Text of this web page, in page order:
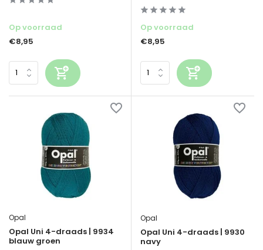
Op voorraad
€8,95
Op voorraad
€8,95
Opal
Opal Uni 4-draads | 9934
blauw groen
Opal
Opal Uni 4-draads | 9930
navy